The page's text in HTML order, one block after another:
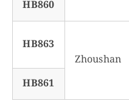
HB860
HB863
Zhoushan
HB861